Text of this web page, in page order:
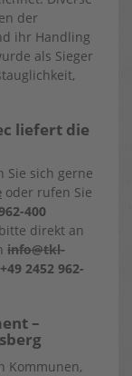
der
ihr Handling
als Sieger
liefert die
Sie sich gerne
oder rufen Sie
400
direkt an
info@tkl-
+49 2452 962-
–
Kommunen,